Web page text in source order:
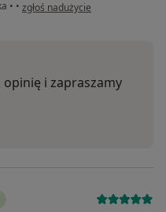
• • w opinii użytkownika Agata
zgłoś nadużycie
i zapraszamy